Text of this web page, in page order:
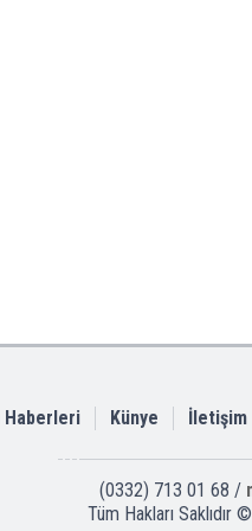
Haberleri Künye İletişim
(0332) 713 01 68 /
Tüm Hakları